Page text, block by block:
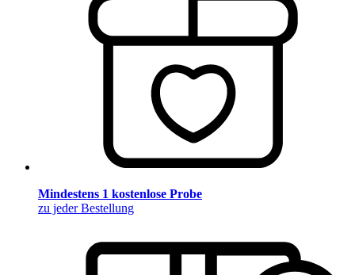
Mindestens 1 kostenlose Probe
zu jeder Bestellung